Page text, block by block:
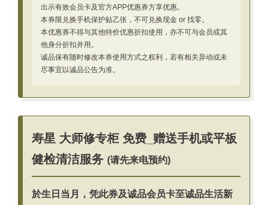
出示有效会员卡及官方APP优惠券方享优惠。
本券限兑换手机保护贴乙张，不可兑换现金 or 找零。
本优惠券不得与其他特价优惠折扣使用，亦不可与会员或其
他身分折扣并用。
诚品保有随时修改本券使用方式之权利，若有相关异动或未
尽事宜以诚品公告为准。
寿星 大师修专柜 免费_赠送手机或平板
健检清洁服务 (请先来电预约)
於生日当月，凭此券及诚品会员卡至诚品生活新